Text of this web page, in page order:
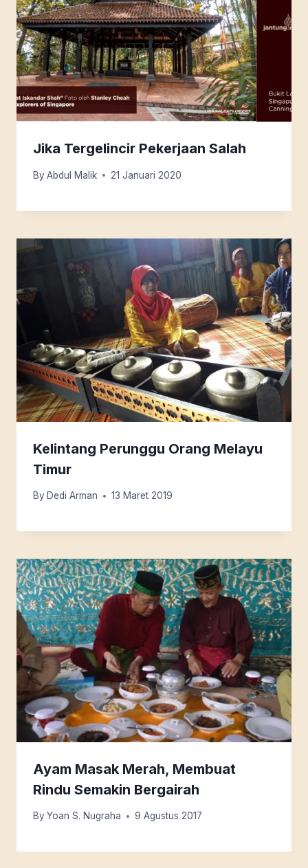
Jika Tergelincir Pekerjaan Salah
By Abdul Malik 21 Januari 2020
Kelintang Perunggu Orang Melayu
Timur
By Dedi Arman 13 Maret 2019
Ayam Masak Merah, Membuat
Rindu Semakin Bergairah
By Yoan S. Nugraha 9 Agustus 2017